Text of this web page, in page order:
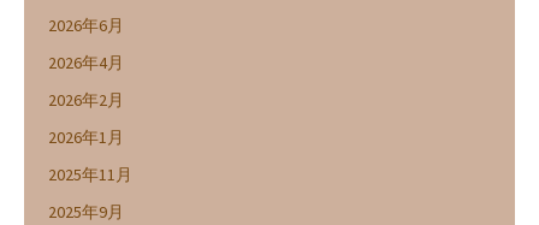
2026年6月
2026年4月
2026年2月
2026年1月
2025年11月
2025年9月